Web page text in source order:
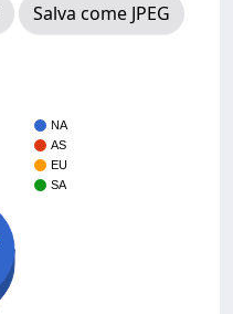
Salva come JPEG
NA
AS
EU
SA